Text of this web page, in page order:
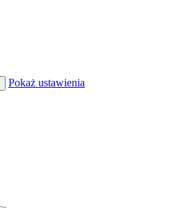
Pokaż ustawienia